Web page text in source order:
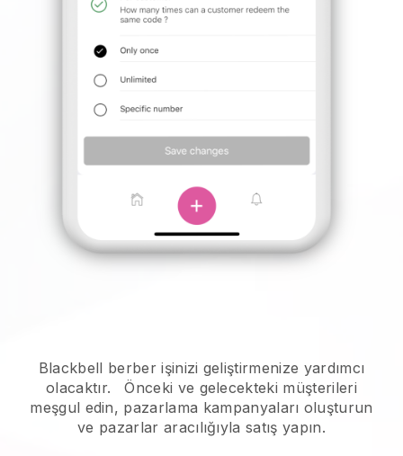
Blackbell berber işinizi geliştirmenize yardımcı
olacaktır.
Önceki ve gelecekteki müşterileri
meşgul edin, pazarlama kampanyaları oluşturun
ve pazarlar aracılığıyla satış yapın.